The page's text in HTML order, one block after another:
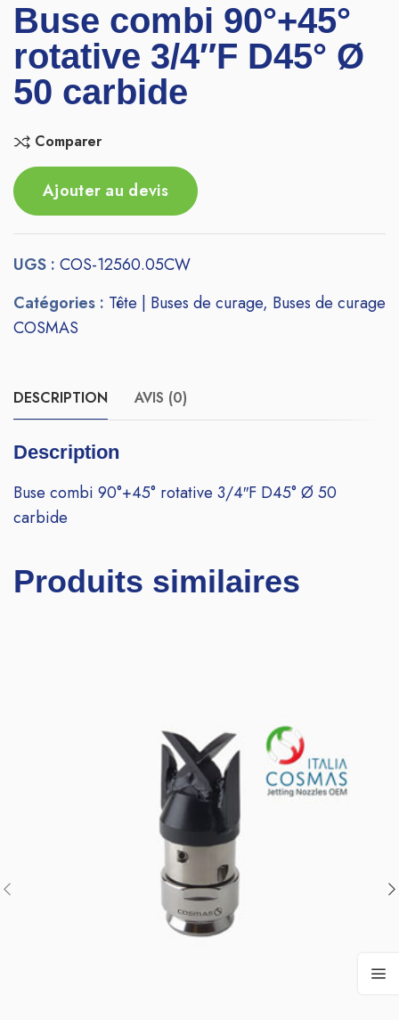
Buse combi 90°+45°
rotative 3/4″F D45° Ø
50 carbide
Comparer
Ajouter au devis
UGS : COS-12560.05CW
Catégories : Tête | Buses de curage, Buses de curage
COSMAS
DESCRIPTION AVIS (0)
Description
Buse combi 90°+45° rotative 3/4″F D45° Ø 50
carbide
Produits similaires